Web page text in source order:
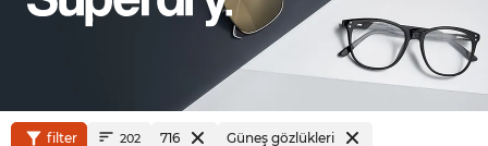
filter 202 716 Güneş gözlükleri